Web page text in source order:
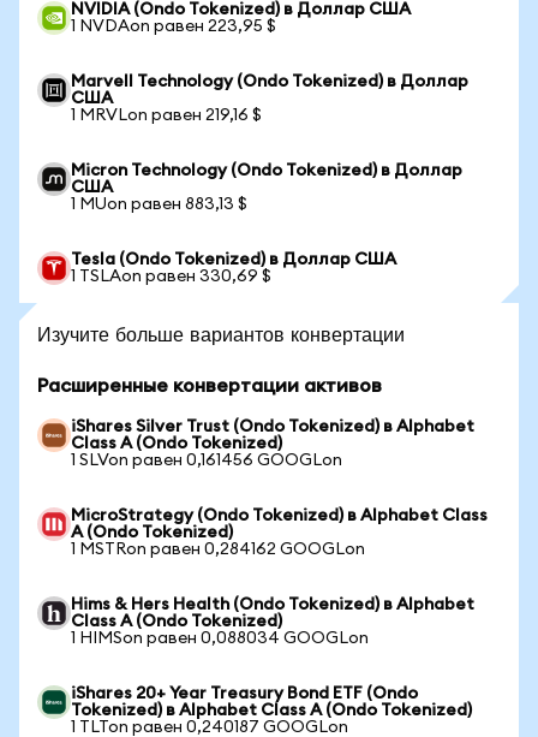
NVIDIA (Ondo Tokenized) в Доллар США
1 NVDAon равен 223,95 $
Marvell Technology (Ondo Tokenized) в Доллар
США
1 MRVLon равен 219,16 $
Micron Technology (Ondo Tokenized) в Доллар
США
1 MUon равен 883,13 $
Tesla (Ondo Tokenized) в Доллар США
1 TSLAon равен 330,69 $
Изучите больше вариантов конвертации
Расширенные конвертации активов
iShares Silver Trust (Ondo Tokenized) в Alphabet
Class A (Ondo Tokenized)
1 SLVon равен 0,161456 GOOGLon
MicroStrategy (Ondo Tokenized) в Alphabet Class
A (Ondo Tokenized)
1 MSTRon равен 0,284162 GOOGLon
Hims & Hers Health (Ondo Tokenized) в Alphabet
Class A (Ondo Tokenized)
1 HIMSon равен 0,088034 GOOGLon
iShares 20+ Year Treasury Bond ETF (Ondo
Tokenized) в Alphabet Class A (Ondo Tokenized)
1 TLTon равен 0,240187 GOOGLon